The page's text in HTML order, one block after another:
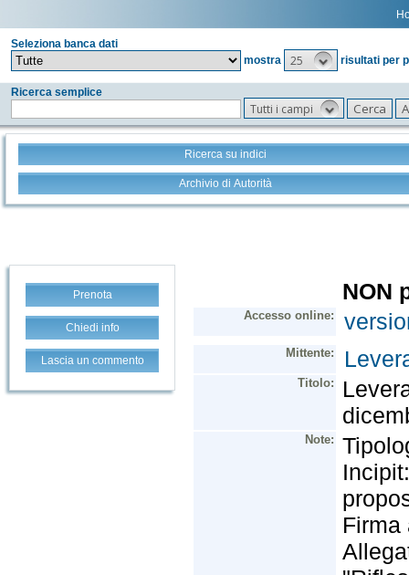
Seleziona banca dati
mostra
25 risultati per
Ricerca semplice
Tutti i campi
Ricerca su indici
Archivio di Autorità
Prenota
Chiedi info
Lascia un commento